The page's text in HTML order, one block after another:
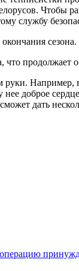
Чтобы
службу
доброе
дать